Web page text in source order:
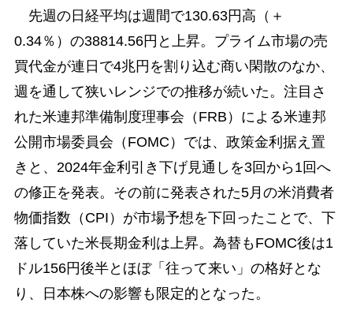
先週の日経平均は週間で130.63円高（＋
0.34％）の38814.56円と上昇。プライム市場の売
買代金が連日で4兆円を割り込む商い閑散のなか、
週を通して狭いレンジでの推移が続いた。注目さ
れた米連邦準備制度理事会（FRB）による米連邦
公開市場委員会（FOMC）では、政策金利据え置
きと、2024年金利引き下げ見通しを3回から1回へ
の修正を発表。その前に発表された5月の米消費者
物価指数（CPI）が市場予想を下回ったことで、下
落していた米長期金利は上昇。為替もFOMC後は1
ドル156円後半とほぼ「往って来い」の格好とな
り、日本株への影響も限定的となった。